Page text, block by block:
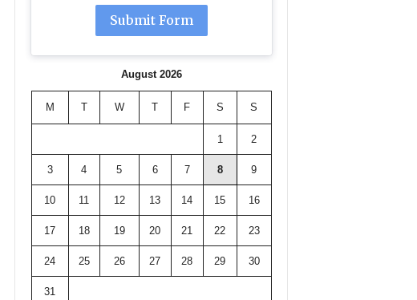
Submit Form
August 2026
M T W T F S S
1 2
3 4 5 6 7 8 9
10 11 12 13 14 15 16
17 18 19 20 21 22 23
24 25 26 27 28 29 30
31